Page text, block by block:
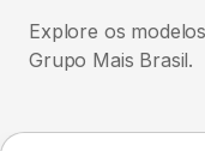
Explore os
Grupo Mais Brasil.